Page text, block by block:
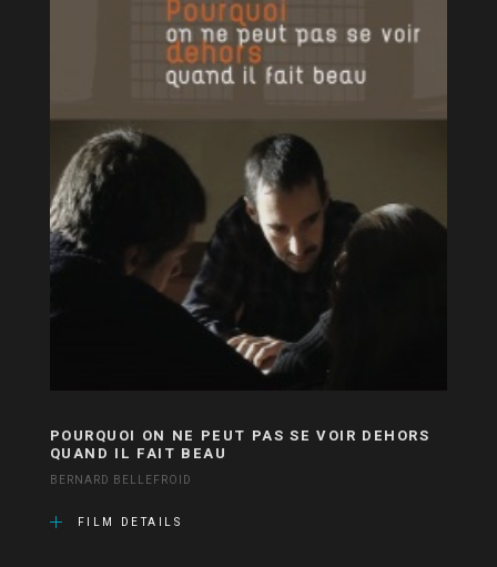
POURQUOI ON NE PEUT PAS SE VOIR DEHORS
QUAND IL FAIT BEAU
BERNARD BELLEFROID
FILM DETAILS